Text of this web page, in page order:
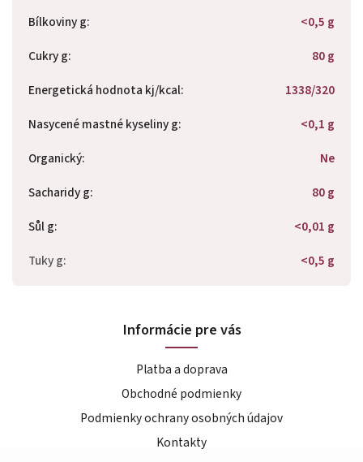
Bílkoviny g:
<0,5 g
Cukry g:
80 g
Energetická hodnota kj/kcal:
1338/320
Nasycené mastné kyseliny g:
<0,1 g
Organický:
Ne
Sacharidy g:
80 g
Sůl g:
<0,01 g
Tuky g: <0,5 g
Informácie pre vás
Platba a doprava
Obchodné podmienky
Podmienky ochrany osobných údajov
Kontakty